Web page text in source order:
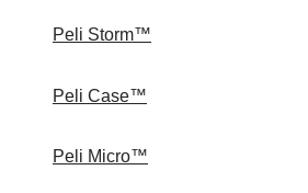
Peli Storm™
Peli Case™
Peli Micro™